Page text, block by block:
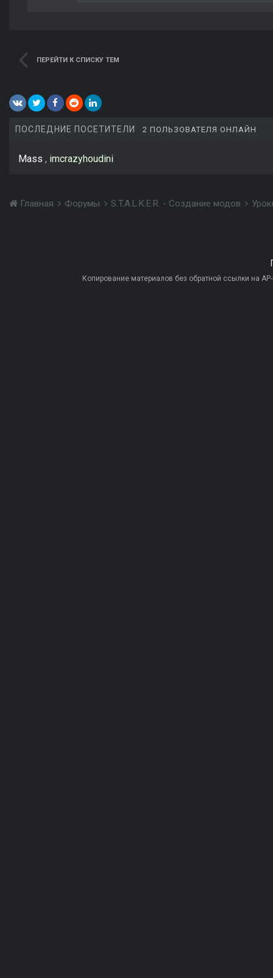
ПЕРЕЙТИ К СПИСКУ ТЕМ
ПОСЛЕДНИЕ ПОСЕТИТЕЛИ 2 ПОЛЬЗОВАТЕЛЯ ОНЛАЙН
Mass imcrazyhoudini
Главная Форумы S.T.A.L.K.E.R. - Создание модов
Копирование материалов без обратной ссылки на